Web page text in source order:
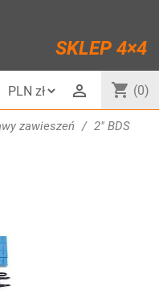
SKLEP 4×4
 shopping_cart (0)
zawieszeń
2" BDS